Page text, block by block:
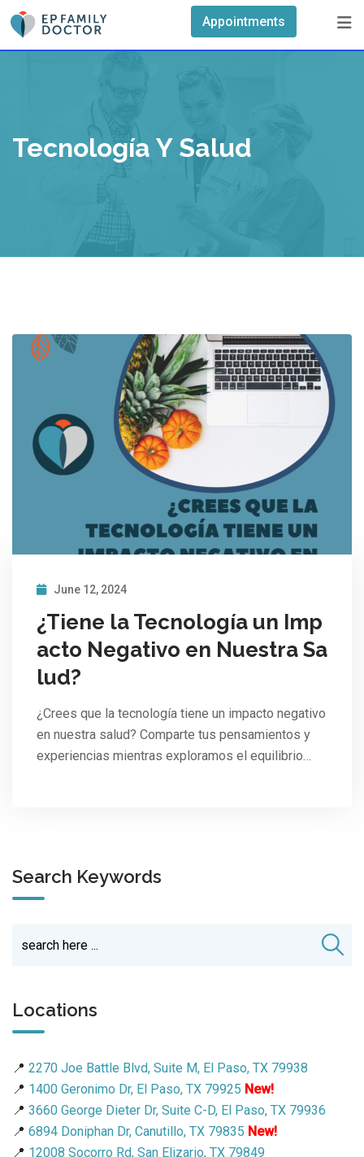
Skip
content
Appointments
Tecnología Y Salud
June 12, 2024
¿Tiene la Tecnología un Imp
acto Negativo en Nuestra Sa
lud?
¿Crees que la tecnología tiene un impacto negativo
en nuestra salud? Comparte tus pensamientos y
experiencias mientras exploramos el equilibrio…
Search Keywords
Locations
📍 2270 Joe Battle Blvd, Suite M, El Paso, TX 79938
📍 1400 Geronimo Dr, El Paso, TX 79925 New!
📍 3660 George Dieter Dr, Suite C-D, El Paso, TX 79936
📍 6894 Doniphan Dr, Canutillo, TX 79835 New!
📍 12008 Socorro Rd, San Elizario, TX 79849